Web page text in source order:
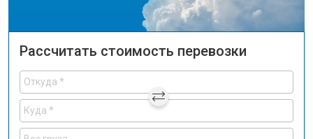
Рассчитать стоимость перевозки